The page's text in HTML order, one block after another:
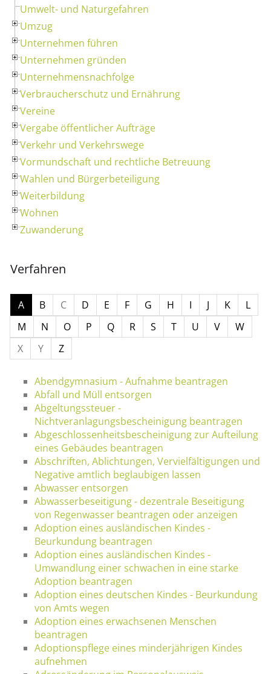
Umwelt- und Naturgefahren
Umzug
Unternehmen führen
Unternehmen gründen
Unternehmensnachfolge
Verbraucherschutz und Ernährung
Vereine
Vergabe öffentlicher Aufträge
Verkehr und Verkehrswege
Vormundschaft und rechtliche Betreuung
Wahlen und Bürgerbeteiligung
Weiterbildung
Wohnen
Zuwanderung
Verfahren
A B C D E F G H I J K
L
M
N O P Q R S T U V
W
X
Y Z
Abendgymnasium - Aufnahme beantragen
Abfall und Müll entsorgen
Abgeltungssteuer -
Nichtveranlagungsbescheinigung beantragen
Abgeschlossenheitsbescheinigung zur Aufteilung
eines Gebäudes beantragen
Abschriften, Ablichtungen, Vervielfältigungen und
Negative amtlich beglaubigen lassen
Abwasser entsorgen
Abwasserbeseitigung - dezentrale Beseitigung
von Regenwasser beantragen oder anzeigen
Adoption eines ausländischen Kindes -
Beurkundung beantragen
Adoption eines ausländischen Kindes -
Umwandlung einer schwachen in eine starke
Adoption beantragen
Adoption eines deutschen Kindes - Beurkundung
von Amts wegen
Adoption eines erwachsenen Menschen
beantragen
Adoptionspflege eines minderjährigen Kindes
aufnehmen